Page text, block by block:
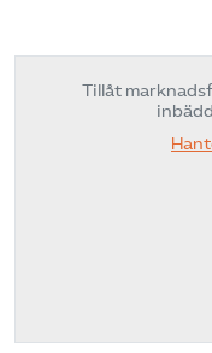
Tillåt